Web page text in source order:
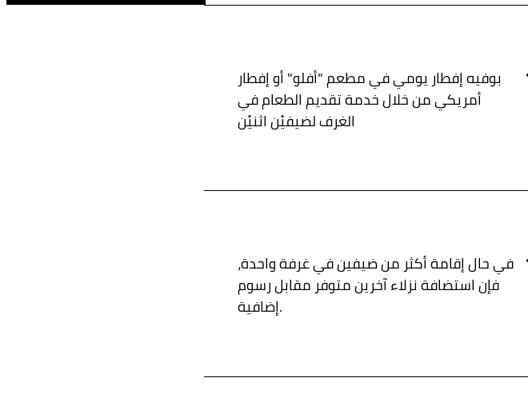
بوفيه إفطار يومي في مطعم "أفلو" أو إفطار
أمريكي من خلال خدمة تقديم الطعام في
الغرف لضيفيْن اثنيْن
في حال إقامة أكثر من ضيفين في غرفة واحدة،
فإن استضافة نزلاء آخرين متوفر مقابل رسوم
إضافية.